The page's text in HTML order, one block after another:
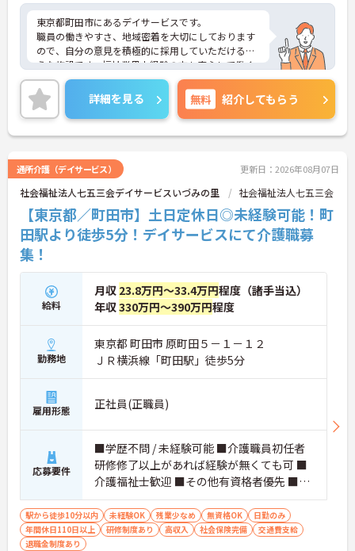
東京都町田市にあるデイサービスです。
職員の働きやすさ、地域密着を大切にしております
ので、自分の意見を積極的に採用していただけるよ
うな施設です。福祉業界未経験の方も安心して働く
ことができます。
ご質問などございましたらお気軽のお問い合わせく
ださい。
詳細を見る 無料 紹介してもらう
通所介護（デイサービス） 更新日：2026年08月07日
社会福祉法人七五三会デイサービスいづみの里 社会福祉法人七五三会
【東京都／町田市】土日定休日◎未経験可能！町
田駅より徒歩5分！デイサービスにて介護職募
集！
給料
月収 23.8万円～33.4万円程度（諸手当込）
年収330万円～390万円程度
勤務地
東京都 町田市 原町田５－１－１２
ＪＲ横浜線「町田駅」徒歩5分
雇用形態 正社員(正職員)
応募要件
■学歴不問 / 未経験可能 ■介護職員初任者
研修修了以上があれば経験が無くても可 ■
介護福祉士歓迎 ■その他有資格者優先 ■自
動車運転免許歓迎（AT限定可）
駅から徒歩10分以内 未経験OK 残業少なめ 無資格OK
日勤のみ
年間休日110日以上
研修制度あり 高収入 社会保険完備
交通費支給
退職金制度あり